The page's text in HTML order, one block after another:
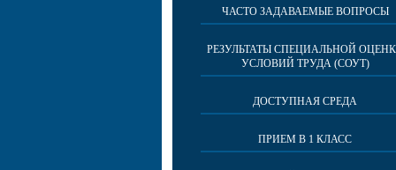
ЧАСТО ЗАДАВАЕМЫЕ ВОПРОСЫ
РЕЗУЛЬТАТЫ СПЕЦИАЛЬНОЙ
УСЛОВИЙ ТРУДА (СОУТ)
ДОСТУПНАЯ СРЕДА
ПРИЕМ В 1 КЛАСС